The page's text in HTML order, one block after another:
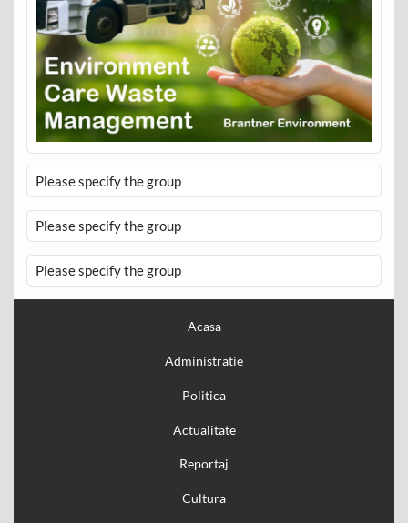
Please specify the group
Please specify the group
Please specify the group
Acasa
Administratie
Politica
Actualitate
Reportaj
Cultura